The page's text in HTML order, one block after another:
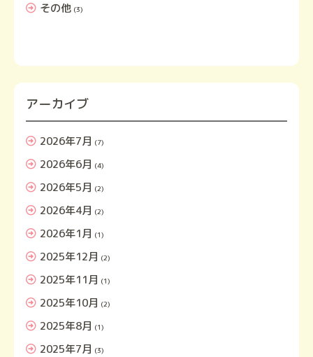
その他(3)
アーカイブ
2026年7月 (7)
2026年6月 (4)
2026年5月 (2)
2026年4月 (2)
2026年1月 (1)
2025年12月 (2)
2025年11月 (1)
2025年10月 (2)
2025年8月 (1)
2025年7月 (3)